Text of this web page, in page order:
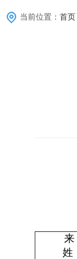
当前位置： 首页
来
姓